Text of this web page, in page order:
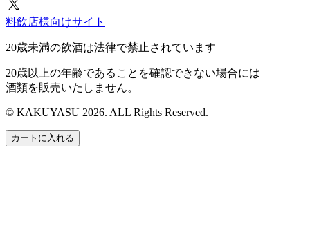
料飲店様向けサイト
20歳未満の飲酒は法律で禁止されています
20歳以上の年齢であることを確認できない場合には
酒類を販売いたしません。
© KAKUYASU 2026. ALL Rights Reserved.
カートに入れる